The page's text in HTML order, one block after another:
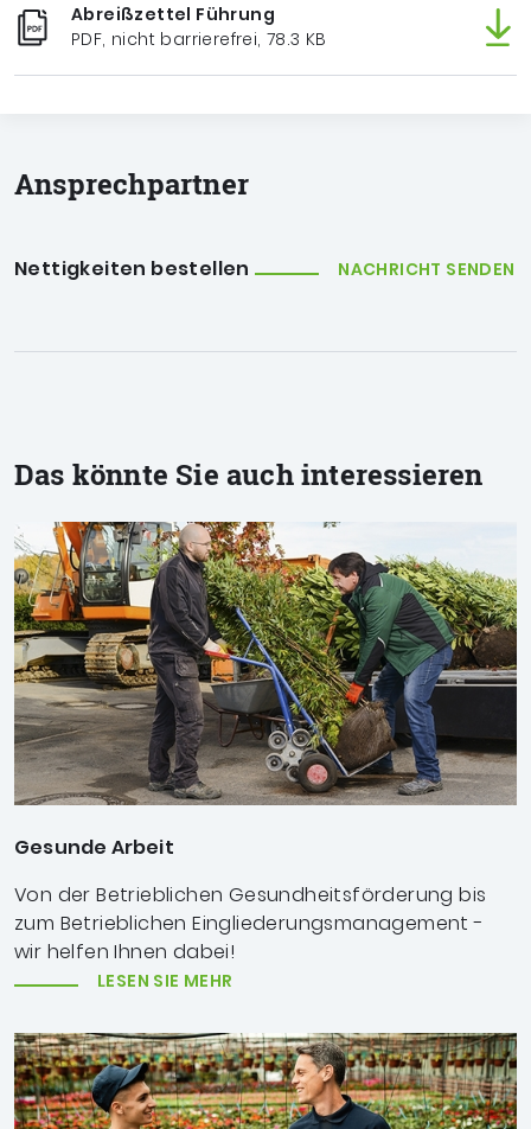
Abreißzettel Führung
PDF, nicht barrierefrei, 78.3 KB
Ansprechpartner
Nettigkeiten bestellen NACHRICHT SENDEN
Das könnte Sie auch interessieren
Gesunde Arbeit
Von der Betrieblichen Gesundheitsförderung bis
zum Betrieblichen Eingliederungsmanagement -
wir helfen Ihnen dabei!
LESEN SIE MEHR